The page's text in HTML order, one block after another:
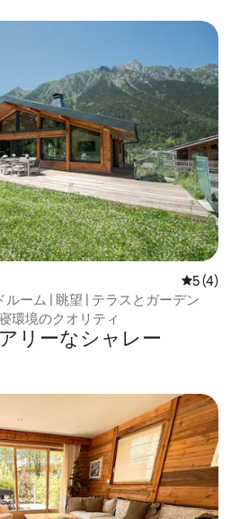
レビュー
5 (4)
ーム | 眺望 | テラスとガーデン
環境のクオリティ
リーなシャレー